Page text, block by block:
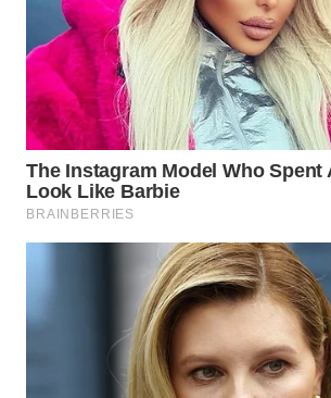
WN
LABUANBAJO
WN
BORNEO
Wahana
Media
Group